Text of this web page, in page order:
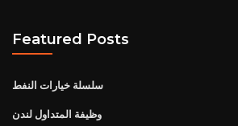
Featured Posts
سلسلة خيارات النفط
وظيفة المتداول لندن